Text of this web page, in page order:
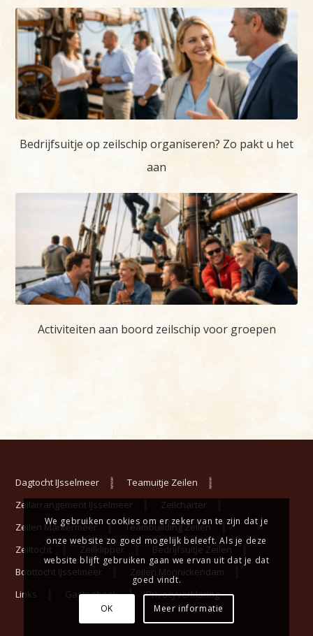
Bedrijfsuitje op zeilschip organiseren? Zo pakt u het
aan
Activiteiten aan boord zeilschip voor groepen
Dagtocht IJsselmeer
Teamuitje Zeilen
Zeilarrangement IJsselmeer
Zeilcharter
Zeilen Markermeer
Teambuilding Zeilen
Zeiltocht
Zeilklipper
Bedrijfsuitje Zeilen
Boottocht IJsselmeer
Zeilen Monnickendam
Links
Gastenboek Privacyverklaring
We gebruiken cookies om er zeker van te zijn dat je
onze website zo goed mogelijk beleeft. Als je deze
website blijft gebruiken gaan we ervan uit dat je dat
goed vindt.
OK Meer informatie